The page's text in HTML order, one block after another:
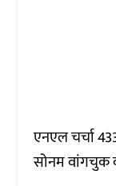
एनएल चर्चा
सोनम वांगचुक